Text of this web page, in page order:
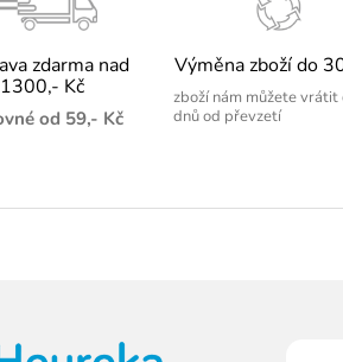
zdarma nad
1300,- Kč
od 59,- Kč
Výměna zboží do
zboží nám můžete vrátit
dnů od převzetí